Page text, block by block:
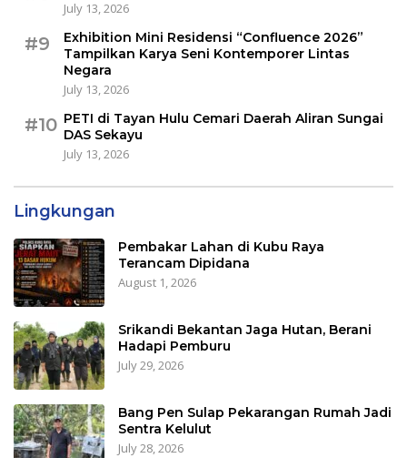
July 13, 2026
#9
Exhibition Mini Residensi “Confluence 2026”
Tampilkan Karya Seni Kontemporer Lintas
Negara
July 13, 2026
#10 PETI di Tayan Hulu Cemari Daerah Aliran Sungai
DAS Sekayu
July 13, 2026
Lingkungan
Pembakar Lahan di Kubu Raya
Terancam Dipidana
August 1, 2026
Srikandi Bekantan Jaga Hutan, Berani
Hadapi Pemburu
July 29, 2026
Bang Pen Sulap Pekarangan Rumah Jadi
Sentra Kelulut
July 28, 2026